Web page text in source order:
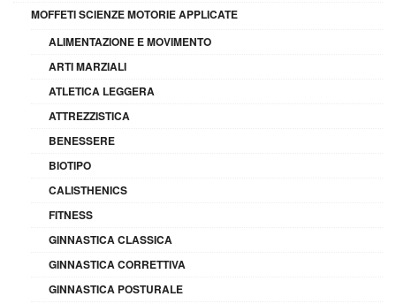
MOFFETI SCIENZE MOTORIE APPLICATE
ALIMENTAZIONE E MOVIMENTO
ARTI MARZIALI
ATLETICA LEGGERA
ATTREZZISTICA
BENESSERE
BIOTIPO
CALISTHENICS
FITNESS
GINNASTICA CLASSICA
GINNASTICA CORRETTIVA
GINNASTICA POSTURALE